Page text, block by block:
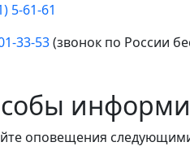
5-61-61
33-53(звонок по России
оповещения